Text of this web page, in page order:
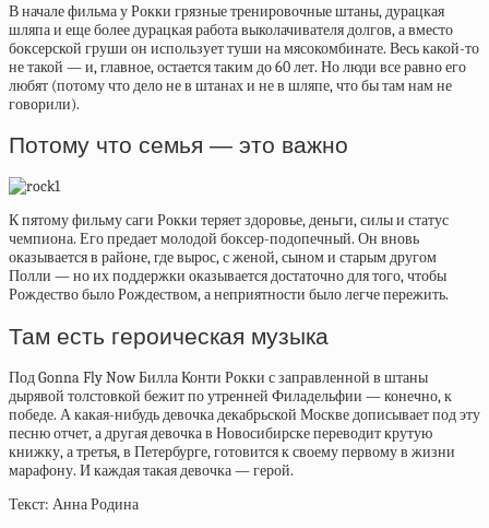
В начале фильма у Рокки грязные тренировочные штаны, дурацкая
шляпа и еще более дурацкая работа выколачивателя долгов, а вместо
боксерской груши он использует туши на мясокомбинате. Весь какой-то
не такой — и, главное, остается таким до 60 лет. Но люди все равно его
любят (потому что дело не в штанах и не в шляпе, что бы там нам не
говорили).
Потому что семья — это важно
К пятому фильму саги Рокки теряет здоровье, деньги, силы и статус
чемпиона. Его предает молодой боксер-подопечный. Он вновь
оказывается в районе, где вырос, с женой, сыном и старым другом
Полли — но их поддержки оказывается достаточно для того, чтобы
Рождество было Рождеством, а неприятности было легче пережить.
Там есть героическая музыка
Под Gonna Fly Now Билла Конти Рокки с заправленной в штаны
дырявой толстовкой бежит по утренней Филадельфии — конечно, к
победе. А какая-нибудь девочка декабрьской Москве дописывает под эту
песню отчет, а другая девочка в Новосибирске переводит крутую
книжку, а третья, в Петербурге, готовится к своему первому в жизни
марафону. И каждая такая девочка — герой.
Текст: Анна Родина